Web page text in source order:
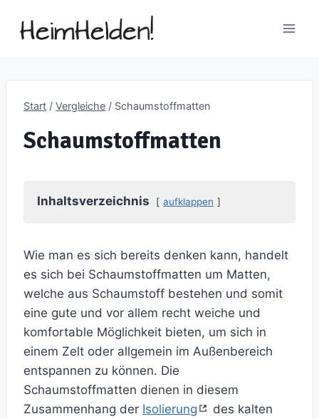
Inhalt
Start / Vergleiche / Schaumstoffmatten
Schaumstoffmatten
Inhaltsverzeichnis aufklappen
Wie man es sich bereits denken kann, handelt
es sich bei Schaumstoffmatten um Matten,
welche aus Schaumstoff bestehen und somit
eine gute und vor allem recht weiche und
komfortable Möglichkeit bieten, um sich in
einem Zelt oder allgemein im Außenbereich
entspannen zu können. Die
Schaumstoffmatten dienen in diesem
Zusammenhang der Isolierung
des kalten